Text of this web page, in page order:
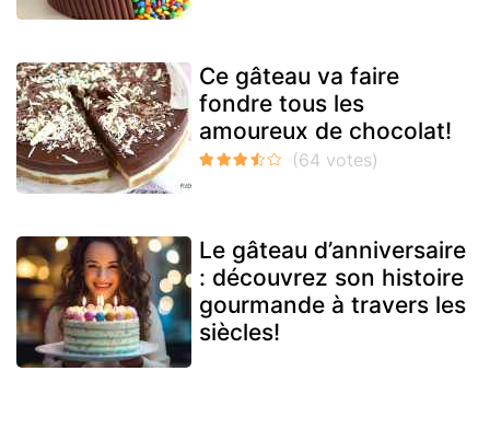
Ce gâteau va faire
fondre tous les
amoureux de chocolat!
Le gâteau d’anniversaire
: découvrez son histoire
gourmande à travers les
siècles!